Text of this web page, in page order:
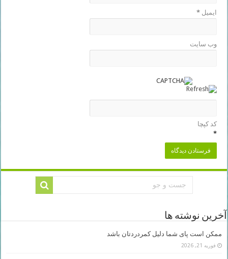
ایمیل*
وب‌ سایت
کد کپچا
*
آخرین نوشته ها
ممکن است پای شما دلیل کمردردتان باشد
فوریه 21, 2026